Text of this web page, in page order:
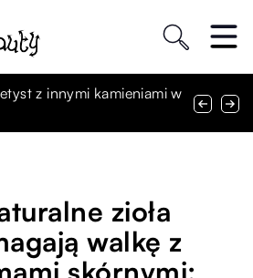
na wartość monet
z innymi kamieniami w
niesie stosowanie
pielęgnacyjnych?
zioła
walkę z
skórnymi: